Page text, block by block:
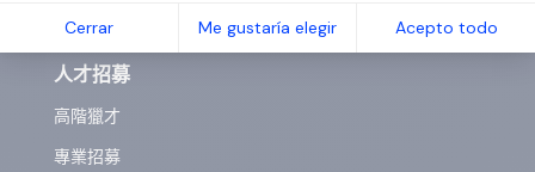
Cerrar Me gustaría elegir Acepto todo
服務
人才招募
高階獵才
專業招募